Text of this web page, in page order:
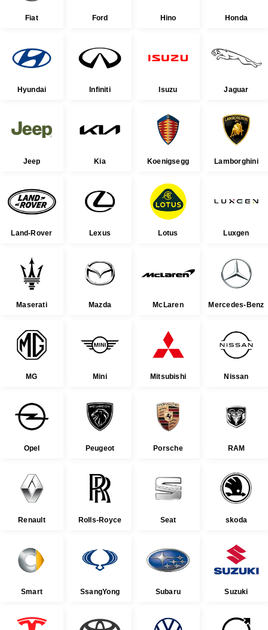
Fiat Ford Hino Honda
Hyundai Infiniti Isuzu Jaguar
Jeep Kia Koenigsegg Lamborghini
Land-Rover Lexus Lotus Luxgen
Maserati Mazda McLaren Mercedes-Benz
MG Mini Mitsubishi Nissan
Opel Peugeot Porsche RAM
Renault Rolls-Royce Seat skoda
Smart SsangYong Subaru Suzuki